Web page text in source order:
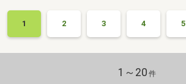
1 2 3 4 5
1～20 件